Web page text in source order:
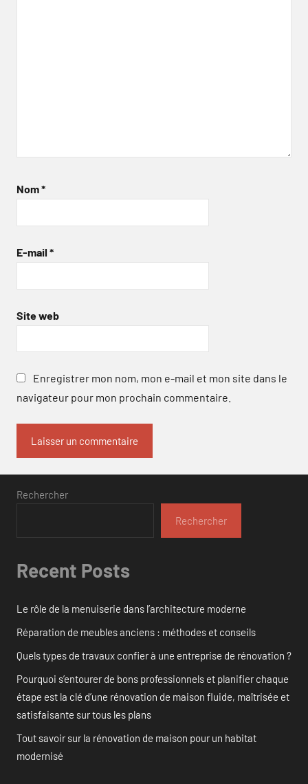
Nom*
E-mail *
Site web
Enregistrer mon nom, mon e-mail et mon site dans le
navigateur pour mon prochain commentaire.
Rechercher
Rechercher
Recent Posts
Le rôle de la menuiserie dans l’architecture moderne
Réparation de meubles anciens : méthodes et conseils
Quels types de travaux confier à une entreprise de rénovation ?
Pourquoi s’entourer de bons professionnels et planifier chaque
étape est la clé d’une rénovation de maison fluide, maîtrisée et
satisfaisante sur tous les plans
Tout savoir sur la rénovation de maison pour un habitat
modernisé